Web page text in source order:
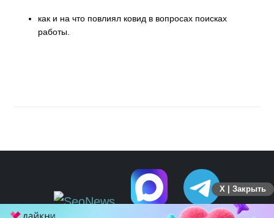
как и на что повлиял ковид в вопросах поисках
работы.
X | Закрыть